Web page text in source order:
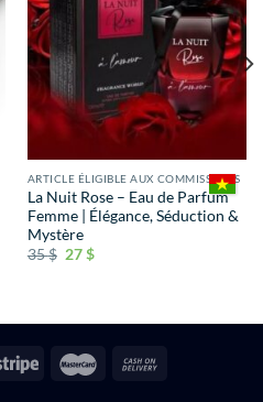
ARTICLE ÉLIGIBLE AUX COMMISSIONS
La Nuit Rose – Eau de Parfum
Femme | Élégance, Séduction &
Mystère
35$ 27$